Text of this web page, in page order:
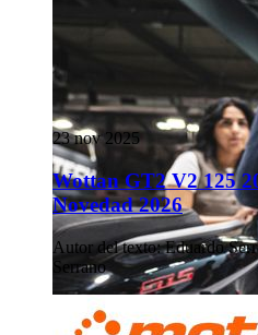
23 nov 2025
Wottan GT2 V2 125
Novedad 2026
Autor del texto: Eduardo
Serrano